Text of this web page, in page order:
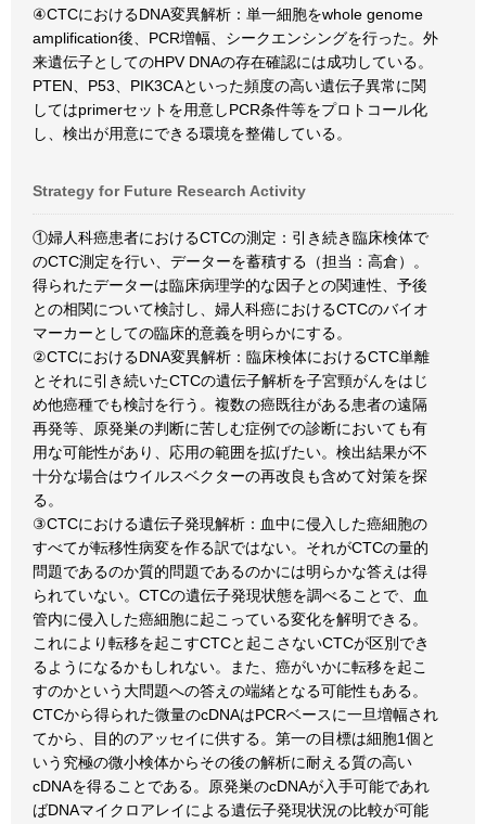
④CTCにおけるDNA変異解析：単一細胞をwhole genome
amplification後、PCR増幅、シークエンシングを行った。外
来遺伝子としてのHPV DNAの存在確認には成功している。
PTEN、P53、PIK3CAといった頻度の高い遺伝子異常に関
してはprimerセットを用意しPCR条件等をプロトコール化
し、検出が用意にできる環境を整備している。
Strategy for Future Research Activity
①婦人科癌患者におけるCTCの測定：引き続き臨床検体で
のCTC測定を行い、データーを蓄積する（担当：高倉）。
得られたデーターは臨床病理学的な因子との関連性、予後
との相関について検討し、婦人科癌におけるCTCのバイオ
マーカーとしての臨床的意義を明らかにする。
②CTCにおけるDNA変異解析：臨床検体におけるCTC単離
とそれに引き続いたCTCの遺伝子解析を子宮頸がんをはじ
め他癌種でも検討を行う。複数の癌既往がある患者の遠隔
再発等、原発巣の判断に苦しむ症例での診断においても有
用な可能性があり、応用の範囲を拡げたい。検出結果が不
十分な場合はウイルスベクターの再改良も含めて対策を探
る。
③CTCにおける遺伝子発現解析：血中に侵入した癌細胞の
すべてが転移性病変を作る訳ではない。それがCTCの量的
問題であるのか質的問題であるのかには明らかな答えは得
られていない。CTCの遺伝子発現状態を調べることで、血
管内に侵入した癌細胞に起こっている変化を解明できる。
これにより転移を起こすCTCと起こさないCTCが区別でき
るようになるかもしれない。また、癌がいかに転移を起こ
すのかという大問題への答えの端緒となる可能性もある。
CTCから得られた微量のcDNAはPCRベースに一旦増幅され
てから、目的のアッセイに供する。第一の目標は細胞1個と
いう究極の微小検体からその後の解析に耐える質の高い
cDNAを得ることである。原発巣のcDNAが入手可能であれ
ばDNAマイクロアレイによる遺伝子発現状況の比較が可能